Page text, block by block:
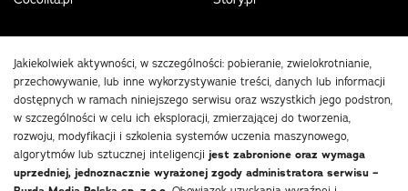
Jakiekolwiek aktywności, w szczególności: pobieranie, zwielokrotnianie,
przechowywanie, lub inne wykorzystywanie treści, danych lub informacji
dostępnych w ramach niniejszego serwisu oraz wszystkich jego podstron,
w szczególności w celu ich eksploracji, zmierzającej do tworzenia,
rozwoju, modyfikacji i szkolenia systemów uczenia maszynowego,
algorytmów lub sztucznej inteligencji jest zabronione oraz wymaga
uprzedniej, jednoznacznie wyrażonej zgody administratora serwisu –